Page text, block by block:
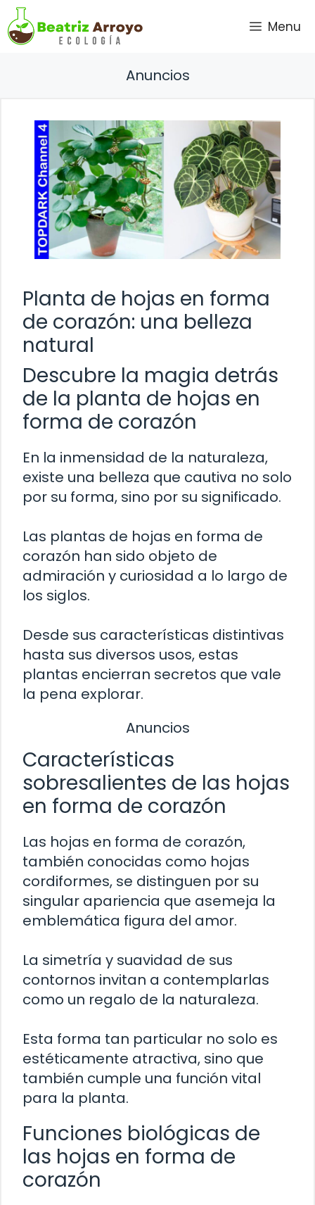
Saltar
al
contenido
Menu
Anuncios
Planta de hojas en forma
de corazón: una belleza
natural
Descubre la magia detrás
de la planta de hojas en
forma de corazón
En la inmensidad de la naturaleza,
existe una belleza que cautiva no solo
por su forma, sino por su significado.
Las plantas de hojas en forma de
corazón han sido objeto de
admiración y curiosidad a lo largo de
los siglos.
Desde sus características distintivas
hasta sus diversos usos, estas
plantas encierran secretos que vale
la pena explorar.
Anuncios
Características
sobresalientes de las hojas
en forma de corazón
Las hojas en forma de corazón,
también conocidas como hojas
cordiformes, se distinguen por su
singular apariencia que asemeja la
emblemática figura del amor.
La simetría y suavidad de sus
contornos invitan a contemplarlas
como un regalo de la naturaleza.
Esta forma tan particular no solo es
estéticamente atractiva, sino que
también cumple una función vital
para la planta.
Funciones biológicas de
las hojas en forma de
corazón